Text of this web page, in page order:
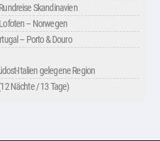
Skandinavien
– Norwegen
– Porto & Douro
Italien gelegene Region
Nächte / 13 Tage)